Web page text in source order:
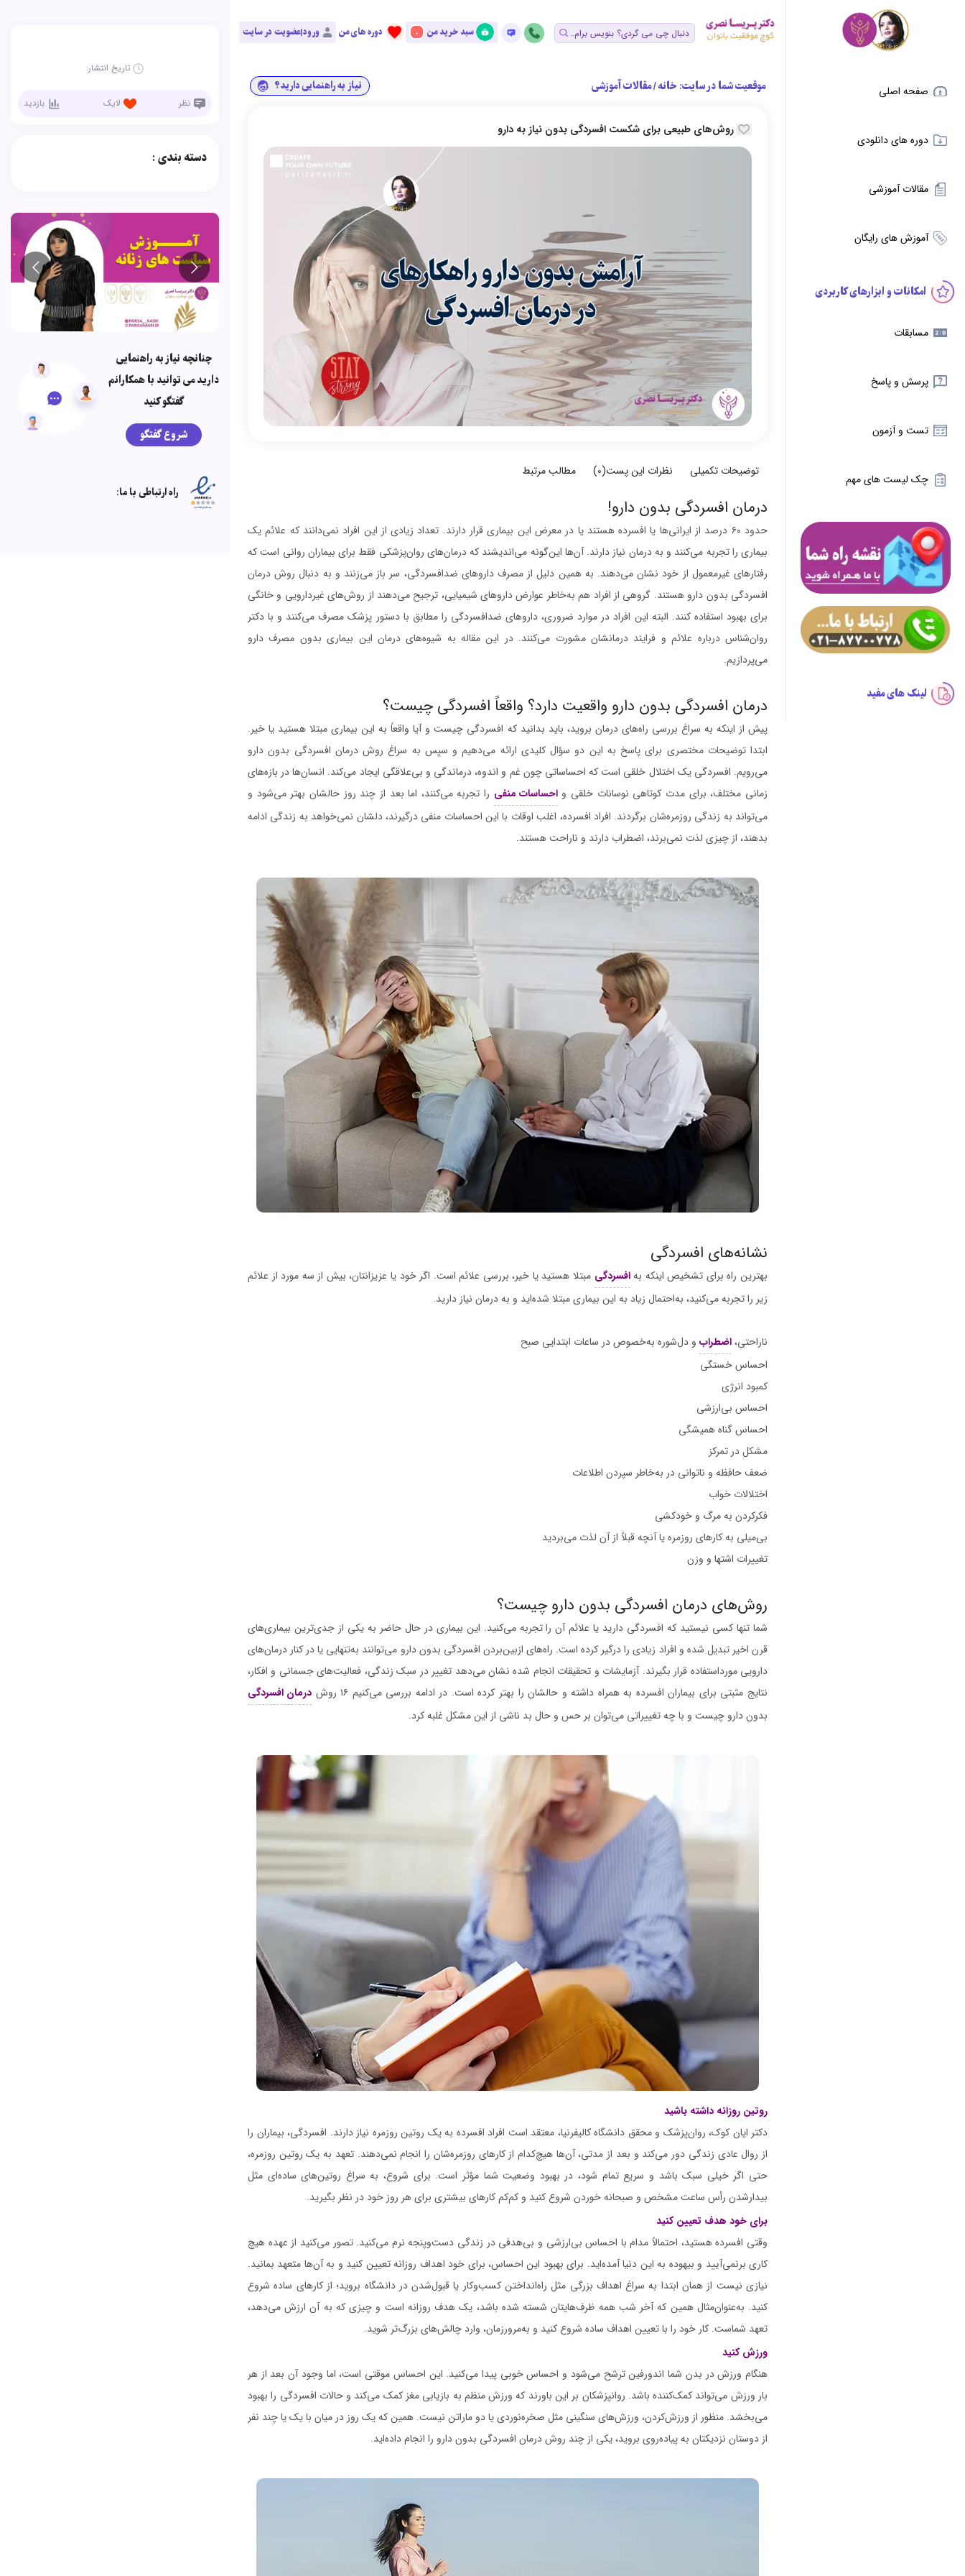
صفحه اصلی
دوره های دانلودی
مقالات آموزشی
آموزش های رایگان
امکانات و ابزارهای کاربردی
مسابقات
پرسش و پاسخ
تست و آزمون
چک لیست های مهم
لینک های مفید
سبد خرید من 0 دوره های من ورود|عضویت در سایت
موقعیت شما در سایت: خانه/مقالات آموزشی نیاز به راهنمایی دارید؟
روش‌های طبیعی برای شکست افسردگی بدون نیاز به دارو
توضیحات تکمیلی نظرات این پست(0
) مطالب مرتبط
درمان افسردگی بدون دارو!
حدود ۶۰ درصد از ایرانی‌ها یا افسرده هستند یا در معرض این بیماری قرار دارند. تعداد زیادی از این افراد نمی‌دانند که علائم یک
بیماری را تجربه می‌کنند و به درمان نیاز دارند. آن‌ها این‌گونه می‌اندیشند که درمان‌های روان‌پزشکی فقط برای بیماران روانی است که
رفتارهای غیرمعمول از خود نشان می‌دهند. به همین دلیل از مصرف داروهای ضدافسردگی، سر باز می‌زنند و به دنبال روش درمان
افسردگی بدون دارو هستند. گروهی از افراد هم به‌خاطر عوارض داروهای شیمیایی، ترجیح می‌دهند از روش‌های غیردارویی و خانگی
برای بهبود استفاده کنند. البته این افراد در موارد ضروری، داروهای ضدافسردگی را مطابق با دستور پزشک مصرف می‌کنند و با دکتر
روان‌شناس درباره علائم و فرایند درمانشان مشورت می‌کنند. در این مقاله به شیوه‌های درمان این بیماری بدون مصرف دارو
می‌پردازیم.
درمان افسردگی بدون دارو واقعیت دارد؟ واقعاً افسردگی چیست؟
پیش از اینکه به سراغ بررسی راه‌های درمان بروید، باید بدانید که افسردگی چیست و آیا واقعاً به این بیماری مبتلا هستید یا خیر.
ابتدا توضیحات مختصری برای پاسخ به این دو سؤال کلیدی ارائه می‌دهیم و سپس به سراغ روش درمان افسردگی بدون دارو
می‌رویم. افسردگی یک اختلال خلقی است که احساساتی چون غم و اندوه، درماندگی و بی‌علاقگی ایجاد می‌کند. انسان‌ها در بازه‌های
زمانی مختلف، برای مدت کوتاهی نوسانات خلقی واحساسات منفی را تجربه می‌کنند، اما بعد از چند روز حالشان بهتر می‌شود و
می‌تواند به زندگی روزمره‌شان برگردند. افراد افسرده، اغلب اوقات با این احساسات منفی درگیرند، دلشان نمی‌خواهد به زندگی ادامه
بدهند، از چیزی لذت نمی‌برند، اضطراب دارند و ناراحت هستند.
نشانه‌های افسردگی
بهترین راه برای تشخیص اینکه بهافسردگی مبتلا هستید یا خیر، بررسی علائم است. اگر خود یا عزیزانتان، بیش از سه مورد از علائم
زیر را تجربه می‌کنید، به‌احتمال زیاد به این بیماری مبتلا شده‌اید و به درمان نیاز دارید.
ناراحتی،اضطراب و دل‌شوره به‌خصوص در ساعات ابتدایی صبح
احساس خستگی
کمبود انرژی
احساس بی‌ارزشی
احساس گناه همیشگی
مشکل در تمرکز
ضعف حافظه و ناتوانی در به‌خاطر سپردن اطلاعات
اختلالات خواب
فکرکردن به مرگ و خودکشی
بی‌میلی به کارهای روزمره یا آنچه قبلاً از آن لذت می‌بردید
تغییرات اشتها و وزن
روش‌های درمان افسردگی بدون دارو چیست؟
شما تنها کسی نیستید که افسردگی دارید یا علائم آن را تجربه می‌کنید. این بیماری در حال حاضر به یکی از جدی‌ترین بیماری‌های
قرن اخیر تبدیل شده و افراد زیادی را درگیر کرده است. راه‌های ازبین‌بردن افسردگی بدون دارو می‌توانند به‌تنهایی یا در کنار درمان‌های
دارویی مورداستفاده قرار بگیرند. آزمایشات و تحقیقات انجام شده نشان می‌دهد تغییر در سبک زندگی، فعالیت‌های جسمانی و افکار،
نتایج مثبتی برای بیماران افسرده به همراه داشته و حالشان را بهتر کرده است. در ادامه بررسی می‌کنیم ۱۶ روش
درمان افسردگی
بدون دارو چیست و با چه تغییراتی می‌توان بر حس و حال بد ناشی از این مشکل غلبه کرد.
روتین روزانه داشته باشید
دکتر ایان کوک، روان‌پزشک و محقق دانشگاه کالیفرنیا، معتقد است افراد افسرده به یک روتین روزمره نیاز دارند. افسردگی، بیماران را
از روال عادی زندگی دور می‌کند و بعد از مدتی، آن‌ها هیچ‌کدام از کارهای روزمره‌شان را انجام نمی‌دهند. تعهد به یک روتین روزمره،
حتی اگر خیلی سبک باشد و سریع تمام شود، در بهبود وضعیت شما مؤثر است. برای شروع، به سراغ روتین‌های ساده‌ای مثل
بیدارشدن رأس ساعت مشخص و صبحانه خوردن شروع کنید و کم‌کم کارهای بیشتری برای هر روز خود در نظر بگیرید.
برای خود هدف تعیین کنید
وقتی افسرده هستید، احتمالاً مدام با احساس بی‌ارزشی و بی‌هدفی در زندگی دست‌وپنجه نرم می‌کنید. تصور می‌کنید از عهده هیچ
کاری برنمی‌آیید و بیهوده به این دنیا آمده‌اید. برای بهبود این احساس، برای خود اهداف روزانه تعیین کنید و به آن‌ها متعهد بمانید.
نیازی نیست از همان ابتدا به سراغ اهداف بزرگی مثل راه‌انداختن کسب‌وکار یا قبول‌شدن در دانشگاه بروید؛ از کارهای ساده شروع
کنید. به‌عنوان‌مثال همین که آخر شب همه ظرف‌هایتان شسته شده باشد، یک هدف روزانه است و چیزی که به آن ارزش می‌دهد،
تعهد شماست. کار خود را با تعیین اهداف ساده شروع کنید و به‌مرورزمان، وارد چالش‌های بزرگ‌تر شوید.
ورزش کنید
هنگام ورزش در بدن شما اندورفین ترشح می‌شود و احساس خوبی پیدا می‌کنید. این احساس موقتی است، اما وجود آن بعد از هر
بار ورزش می‌تواند کمک‌کننده باشد. روانپزشکان بر این باورند که ورزش منظم به بازیابی مغز کمک می‌کند و حالات افسردگی را بهبود
می‌بخشد. منظور از ورزش‌کردن، ورزش‌های سنگینی مثل صخره‌نوردی یا دو ماراتن نیست. همین که یک روز در میان با یک یا چند نفر
از دوستان نزدیکتان به پیاده‌روی بروید، یکی از چند روش درمان افسردگی بدون دارو را انجام داده‌اید.
تاریخ انتشار:
نظر لایک بازدید
دسته بندی :
چنانچه نیاز به راهنمایی
دارید می توانید با همکارانم
گفتگو کنید
شروع گفتگو
راه ارتباطی با ما: